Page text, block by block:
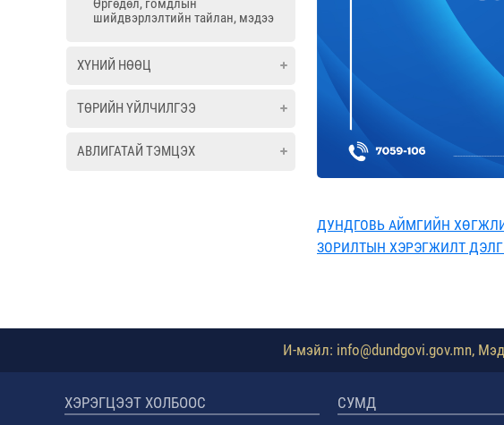
Өргөдөл, гомдлын
шийдвэрлэлтийн тайлан, мэдээ
ХҮНИЙ НӨӨЦ
ТӨРИЙН ҮЙЛЧИЛГЭЭ
АВЛИГАТАЙ ТЭМЦЭХ
ДУНДГОВЬ АЙМГИЙН
ЗОРИЛТЫН ХЭРЭГЖИЛТ
И-мэйл: info@dundgovi.gov.mn,
ХЭРЭГЦЭЭТ ХОЛБООС СУМД